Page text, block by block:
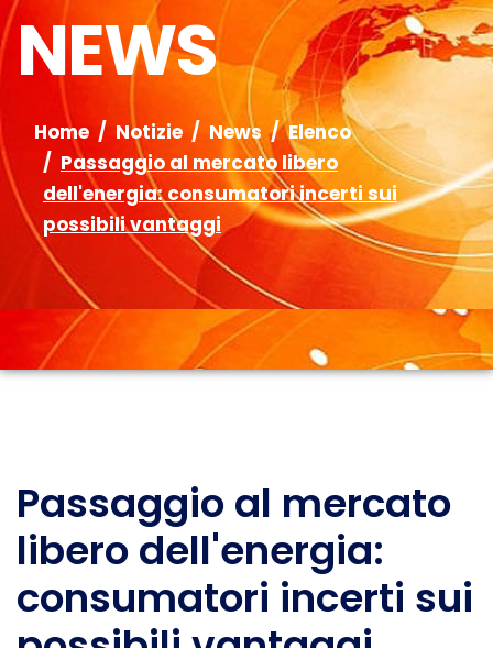
NEWS
Home Notizie News
Elenco
Passaggio al mercato libero
dell'energia: consumatori incerti sui
possibili vantaggi
Passaggio al mercato
libero dell'energia:
consumatori incerti sui